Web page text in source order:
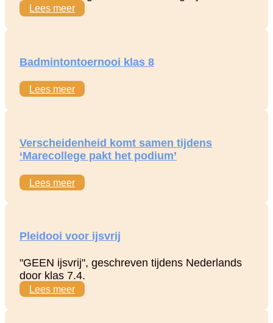
Lees meer
Badmintontoernooi klas 8
Lees meer
Verscheidenheid komt samen tijdens
‘Marecollege pakt het podium’
Lees meer
Pleidooi voor ijsvrij
"GEEN ijsvrij", geschreven tijdens Nederlands
door klas 7.4.
Lees meer